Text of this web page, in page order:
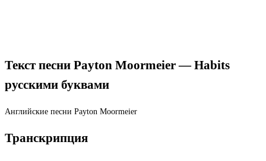
Текст песни Payton Moormeier — Habits
русскими буквами
Английские песни Payton Moormeier
Транскрипция